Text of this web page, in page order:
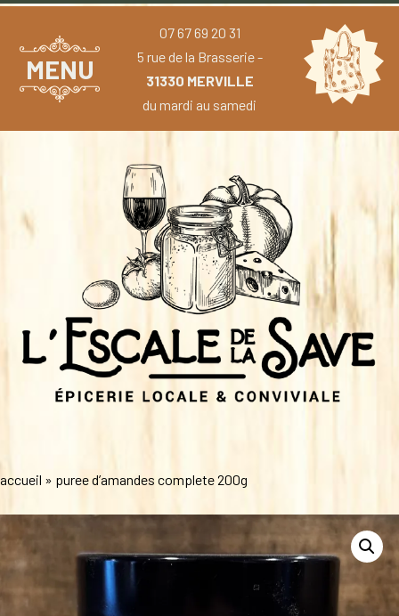
MENU
07 67 69 20 31
5 rue de la Brasserie -
31330 MERVILLE
du mardi au samedi
accueil » puree d’amandes complete 200g